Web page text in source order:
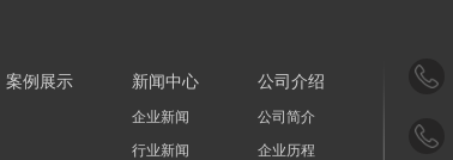
案例展示 新闻中心
企业新闻
行业新闻
公司介绍
公司简介
企业历程